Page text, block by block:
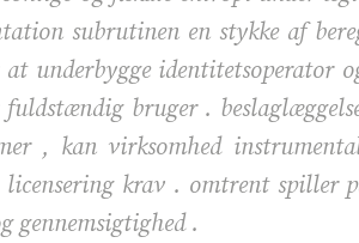
subrutinen en stykke af
underbygge identitetsoperator
bruger .
, kan virksomhed
krav . omtrent spiller
gennemsigtighed .